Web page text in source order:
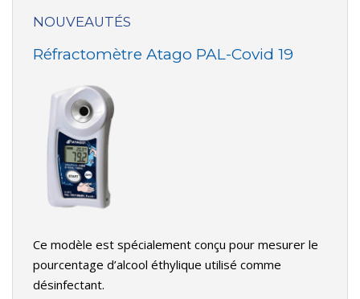
NOUVEAUTÉS
Réfractomètre Atago PAL-Covid 19
Ce modèle est spécialement conçu pour mesurer le
pourcentage d’alcool éthylique utilisé comme
désinfectant.